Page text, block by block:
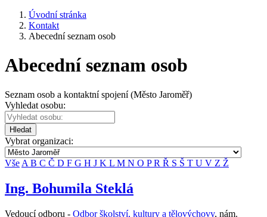
Úvodní stránka
Kontakt
Abecední seznam osob
Abecední seznam osob
Seznam osob a kontaktní spojení (Město Jaroměř)
Vyhledat osobu:
Hledat
Vybrat organizaci:
Vše A B C Č D F G H J K L M N O PR Ř S Š T U V Z Ž
Ing. Bohumila Steklá
Vedoucí odboru - Odbor školství, kultury a tělovýchovy, nám.